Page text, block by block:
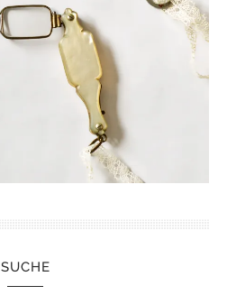
SUCHE